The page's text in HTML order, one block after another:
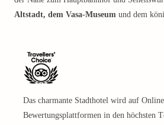
Altstadt, dem Vasa-Museum und dem
Das charmante Stadthotel wird auf
Bewertungsplattformen in den höchsten